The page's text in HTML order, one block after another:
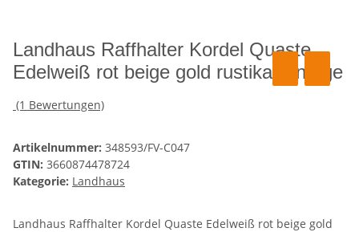
Landhaus Raffhalter Kordel Quaste
Edelweiß rot beige gold rustikal vintage
(1 Bewertungen)
Artikelnummer: 348593/FV-C047
GTIN: 3660874478724
Kategorie: Landhaus
Landhaus Raffhalter Kordel Quaste Edelweiß rot beige gold